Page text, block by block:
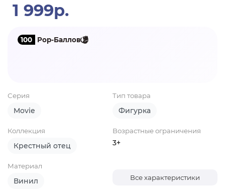
1 999р.
100 Pop-Баллов
Серия
Movie
Тип товара
Фигурка
Коллекция
Крестный отец
Возрастные ограничения
3+
Материал
Винил Все характеристики